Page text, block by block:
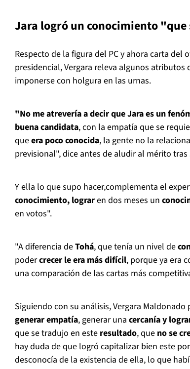
Jara logró un conocimiento
Respecto de la figura del PC y ahora carta del
presidencial, Vergara releva algunos
imponerse con holgura en las urnas.
"No me atrevería a decir que Jara es un
buena candidata, con la empatía que se
queera poco conocida, la gente no la
previsional", dice antes de aludir al mérito
Y ella lo que supo hacer,complementa el
conocimiento, lograren dos meses un
en votos".
"A diferencia deTohá, que tenía un nivel de
podercrecer le era más difícil, porque ya era
una comparación de las cartas más
Siguiendo con su análisis, Vergara Maldonado
generar empatía, generar una cercanía y
que se tradujo en este resultado, que no se
hay duda de que logró capitalizar bien este
desconocía de la existencia de ella, lo que